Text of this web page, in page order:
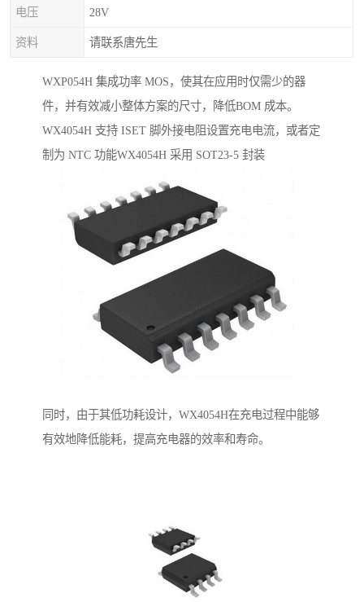
电压 28V
资料 请联系唐先生
WXP054H 集成功率 MOS，使其在应用时仅需少的器
件，并有效减小整体方案的尺寸，降低BOM 成本。
WX4054H 支持 ISET 脚外接电阻设置充电电流，或者定
制为 NTC 功能WX4054H 采用 SOT23-5 封装
同时，由于其低功耗设计，WX4054H在充电过程中能够
有效地降低能耗，提高充电器的效率和寿命。